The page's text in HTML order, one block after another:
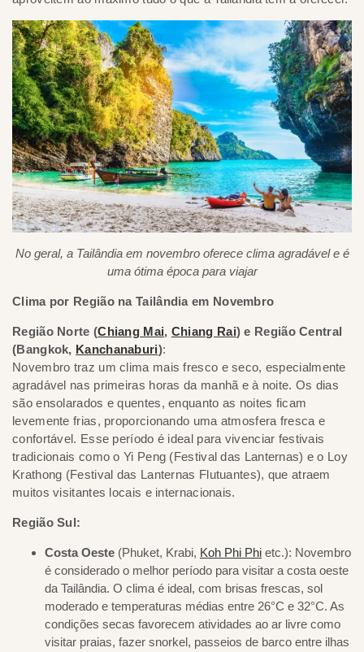
No geral, a Tailândia em novembro oferece clima agradável e é
uma ótima época para viajar
Clima por Região na Tailândia em Novembro
Região Norte (Chiang Mai, Chiang Rai) e Região Central
(Bangkok, Kanchanaburi):
Novembro traz um clima mais fresco e seco, especialmente
agradável nas primeiras horas da manhã e à noite. Os dias
são ensolarados e quentes, enquanto as noites ficam
levemente frias, proporcionando uma atmosfera fresca e
confortável. Esse período é ideal para vivenciar festivais
tradicionais como o Yi Peng (Festival das Lanternas) e o Loy
Krathong (Festival das Lanternas Flutuantes), que atraem
muitos visitantes locais e internacionais.
Região Sul:
Costa Oeste (Phuket, Krabi, Koh Phi Phi etc.): Novembro
é considerado o melhor período para visitar a costa oeste
da Tailândia. O clima é ideal, com brisas frescas, sol
moderado e temperaturas médias entre 26°C e 32°C. As
condições secas favorecem atividades ao ar livre como
visitar praias, fazer snorkel, passeios de barco entre ilhas